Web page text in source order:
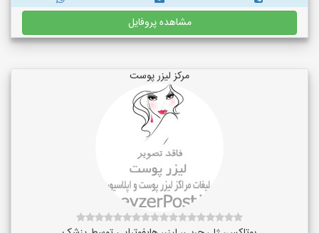
مشاهده پروفایل
مرکز لیزر پوست